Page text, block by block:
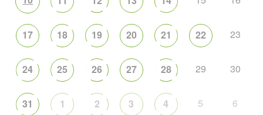
17 18 19 20 21 22 23
24 25 26 27 28 29 30
31 1 2 3 4 5 6